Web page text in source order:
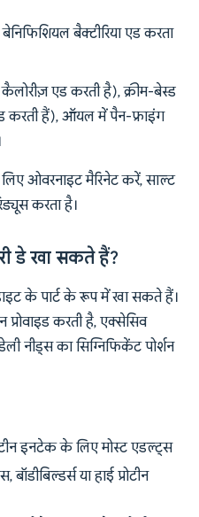
बेनिफिशियल बैक्टीरिया एड करता
एड करती है), क्रीम-बेस्ड
हैं), ऑयल में पैन-फ्राइंग
ओवरनाइट मैरिनेट करें, साल्ट
करता है।
डे खा सकते हैं?
के पार्ट के रूप में खा सकते हैं।
प्रोवाइड करती है, एक्सेसिव
नीड्स का सिग्निफिकेंट पोर्शन
इनटेक के लिए मोस्ट एडल्ट्स
बॉडीबिल्डर्स या हाई प्रोटीन